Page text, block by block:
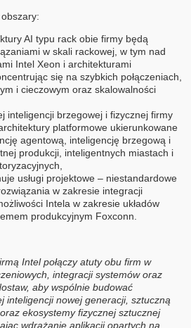
AI typu rack obie firmy będą
w skali rackowej, w tym nad
Intel Xeon i architekturami
się na szybkich połączeniach,
i cieczowym oraz skalowalności
inteligencji brzegowej i fizycznej firmy
platformowe ukierunkowane
agentową, inteligencję brzegową i
produkcji, inteligentnych miastach i
usługi projektowe – niestandardowe
w zakresie integracji
Intela w zakresie układów
produkcyjnym Foxconn.
Intel połączy atuty obu firm w
integracji systemów oraz
aby wspólnie budować
inteligencji nowej generacji, sztuczną
ekosystemy fizycznej sztucznej
wdrażanie aplikacji opartych na